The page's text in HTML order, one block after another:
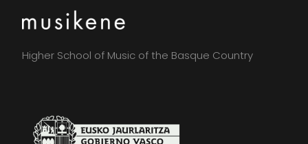
Higher School of Music of the Basque Country